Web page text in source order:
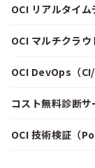
OCI リアルタイ
OCI マルチクラ
OCI DevOps（
コスト無料診断
OCI 技術検証（